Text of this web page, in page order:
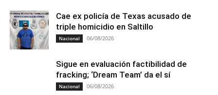
Cae ex policía de Texas acusado de
triple homicidio en Saltillo
Nacional 06/08/2026
Sigue en evaluación factibilidad de
fracking; ‘Dream Team’ da el sí
Nacional 06/08/2026